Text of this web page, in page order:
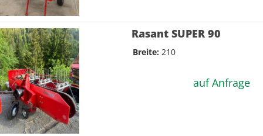
Rasant SUPER 90
Breite: 210
auf Anfrage